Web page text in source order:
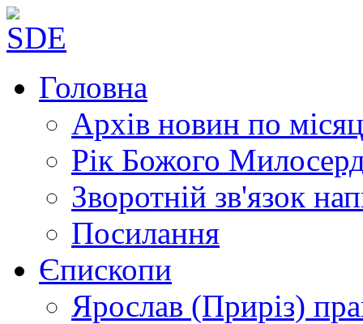
Головна
Архів новин по
Рік Божого
Зворотній зв'язок
Посилання
Єпископи
Ярослав (Приріз)